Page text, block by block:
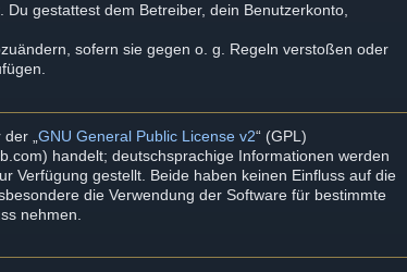
gestattest dem Betreiber, dein Benutzerkonto,
sofern sie gegen o. g. Regeln verstoßen oder
der „GNU General Public License v2“ (GPL)
handelt; deutschsprachige Informationen werden
Verfügung gestellt. Beide haben keinen Einfluss auf die
die Verwendung der Software für bestimmte
nehmen.